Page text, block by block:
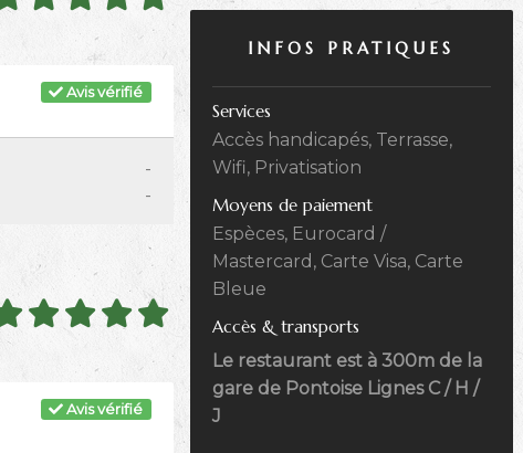
Avis vérifié
-
-
Avis vérifié
INFOS PRATIQUES
Services
Accès handicapés, Terrasse,
Wifi, Privatisation
Moyens de paiement
Espèces, Eurocard /
Mastercard, Carte Visa, Carte
Bleue
Accès & transports
Le restaurant est à 300m de la
gare de Pontoise Lignes C / H /
J